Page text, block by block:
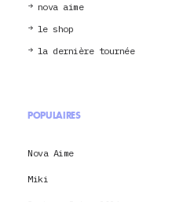
nova aime
le shop
la dernière tournée
POPULAIRES
Nova Aime
Miki